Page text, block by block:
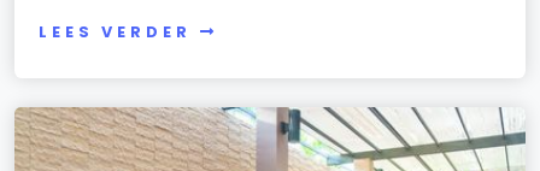
LEES VERDER